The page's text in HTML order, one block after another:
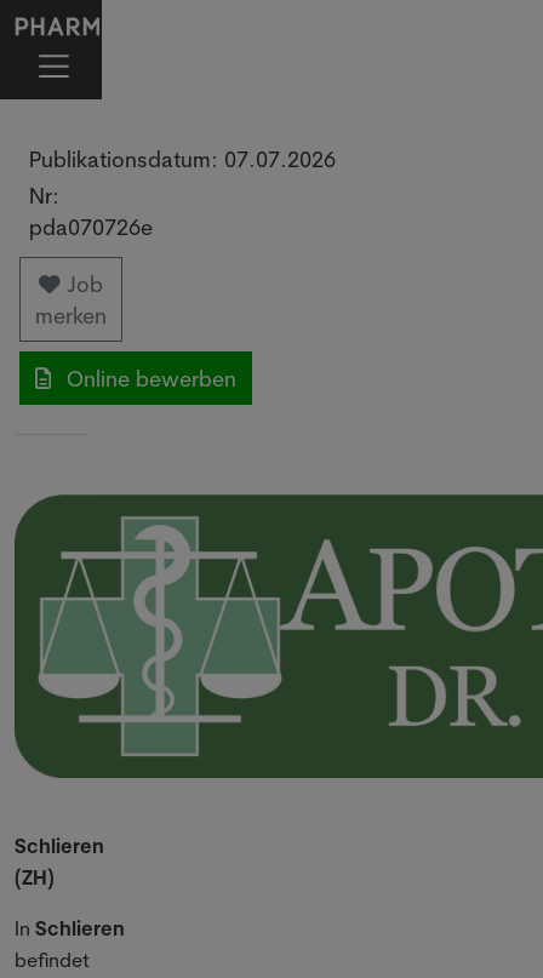
Publikationsdatum: 07.07.2026
Nr:
pda070726e
Job
merken
Online bewerben
Schlieren
(ZH)
In Schlieren
befindet